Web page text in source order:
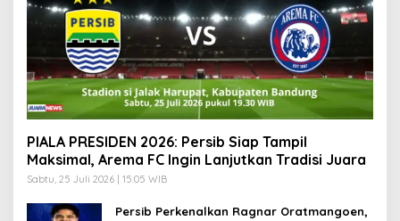
PIALA PRESIDEN 2026: Persib Siap Tampil
Maksimal, Arema FC Ingin Lanjutkan Tradisi Juara
Sabtu, 25 Juli 2026 | 15:05 WIB
Persib Perkenalkan Ragnar Oratmangoen,